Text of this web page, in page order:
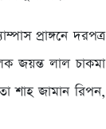
প্রাঙ্গনে দরপত্র
জয়ন্ত লাল চাকমা
শাহ জামান রিপন,